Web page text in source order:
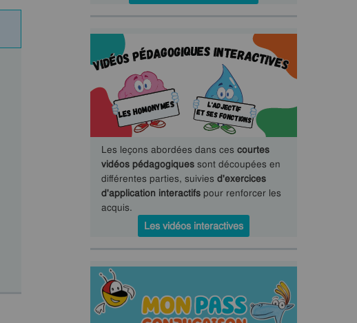
Les leçons abordées dans ces courtes
vidéos pédagogiquessont découpées en
différentes parties, suivies d'exercices
d'application interactifspour renforcer les
acquis.
Les vidéos interactives